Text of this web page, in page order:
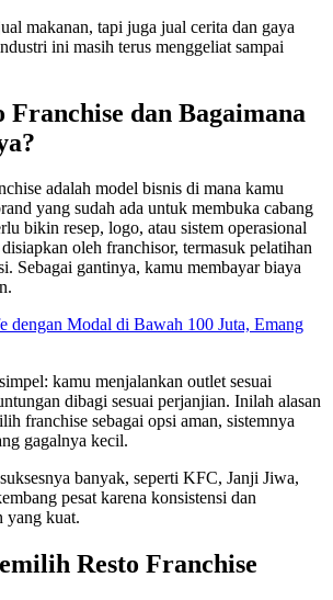
makanan, tapi juga jual cerita dan gaya
ini masih terus menggeliat sampai
Franchise dan Bagaimana
adalah model bisnis di mana kamu
yang sudah ada untuk membuka cabang
bikin resep, logo, atau sistem operasional
oleh franchisor, termasuk pelatihan
Sebagai gantinya, kamu membayar biaya
dengan Modal di Bawah 100 Juta, Emang
kamu menjalankan outlet sesuai
dibagi sesuai perjanjian. Inilah alasan
franchise sebagai opsi aman, sistemnya
gagalnya kecil.
banyak, seperti KFC, Janji Jiwa,
pesat karena konsistensi dan
yang kuat.
Resto Franchise